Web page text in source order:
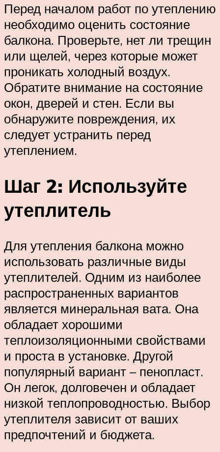
Перед началом работ по утеплению
необходимо оценить состояние
балкона. Проверьте, нет ли трещин
или щелей, через которые может
проникать холодный воздух.
Обратите внимание на состояние
окон, дверей и стен. Если вы
обнаружите повреждения, их
следует устранить перед
утеплением.
Шаг 2: Используйте
утеплитель
Для утепления балкона можно
использовать различные виды
утеплителей. Одним из наиболее
распространенных вариантов
является минеральная вата. Она
обладает хорошими
теплоизоляционными свойствами
и проста в установке. Другой
популярный вариант – пенопласт.
Он легок, долговечен и обладает
низкой теплопроводностью. Выбор
утеплителя зависит от ваших
предпочтений и бюджета.